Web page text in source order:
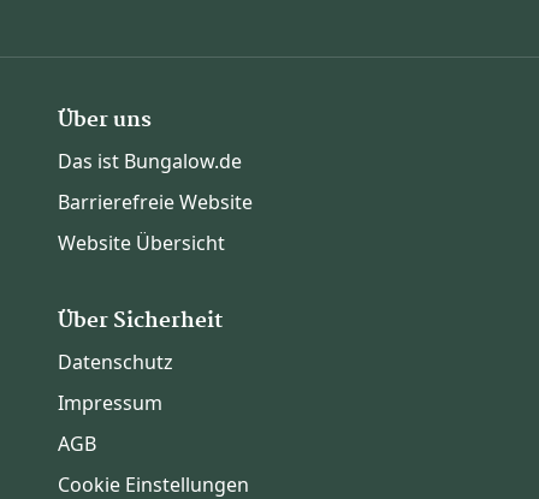
Über uns
Das ist Bungalow.de
Barrierefreie Website
Website Übersicht
Über Sicherheit
Datenschutz
Impressum
AGB
Cookie Einstellungen